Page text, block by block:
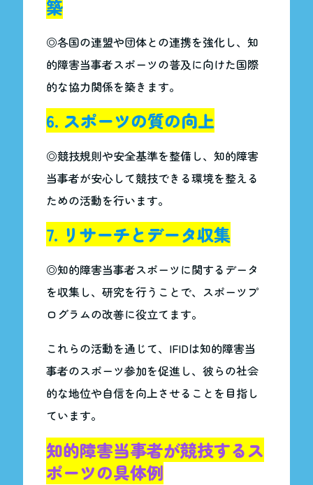
築
◎各国の連盟や団体との連携を強化し、知
的障害当事者スポーツの普及に向けた国際
的な協力関係を築きます。
6. スポーツの質の向上
◎競技規則や安全基準を整備し、知的障害
当事者が安心して競技できる環境を整える
ための活動を行います。
7. リサーチとデータ収集
◎知的障害当事者スポーツに関するデータ
を収集し、研究を行うことで、スポーツプ
ログラムの改善に役立てます。
これらの活動を通じて、IFIDは知的障害当
事者のスポーツ参加を促進し、彼らの社会
的な地位や自信を向上させることを目指し
ています。
知的障害当事者が競技するス
ポーツの具体例